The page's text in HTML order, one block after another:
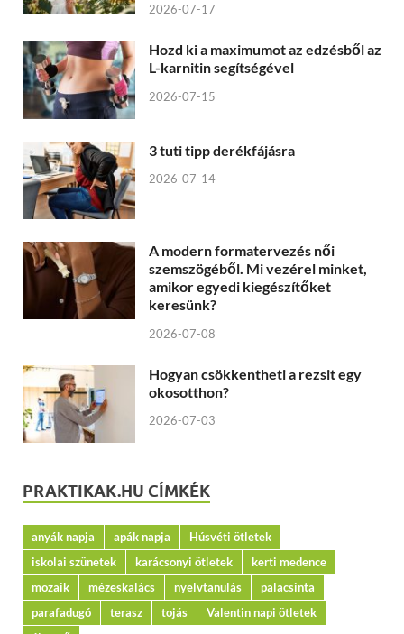
2026-07-17
Hozd ki a maximumot az edzésből az
L-karnitin segítségével
2026-07-15
3 tuti tipp derékfájásra
2026-07-14
A modern formatervezés női
szemszögéből. Mi vezérel minket,
amikor egyedi kiegészítőket
keresünk?
2026-07-08
Hogyan csökkentheti a rezsit egy
okosotthon?
2026-07-03
PRAKTIKAK.HU CÍMKÉK
anyák napja apák napja
Húsvéti ötletek
iskolai szünetek
karácsonyi ötletek
kerti medence
mozaik
mézeskalács nyelvtanulás
palacsinta
parafadugó
terasz tojás
Valentin napi ötletek